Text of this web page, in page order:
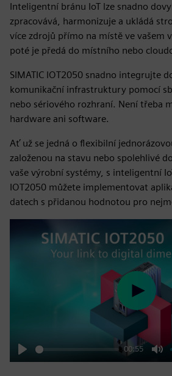
Inteligentní bránu IoT lze snadno
zpracovává, harmonizuje a ukládá
více zdrojů přímo na místě ve vašem
poté je předá do místního nebo
SIMATIC IOT2050 snadno integrujte
komunikační infrastruktury pomocí
nebo sériového rozhraní. Není třeba
hardware ani software.
Ať už se jedná o flexibilní
založenou na stavu nebo spolehlivé
vaše výrobní systémy, s inteligentní
IOT2050 můžete implementovat
datech s přidanou hodnotou pro
Play
00:55
Play